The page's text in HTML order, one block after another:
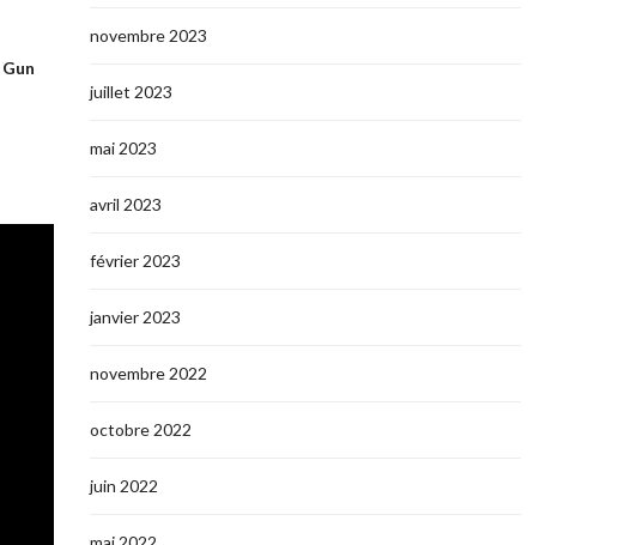
Gun
novembre 2023
juillet 2023
mai 2023
avril 2023
février 2023
janvier 2023
novembre 2022
octobre 2022
juin 2022